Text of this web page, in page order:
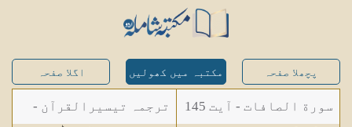
پچھلا صفحہ مکتبہ میں کھولیں اگلا صفحہ
سورة الصافات - آیت 145 ترجمہ تیسیرالقرآن -